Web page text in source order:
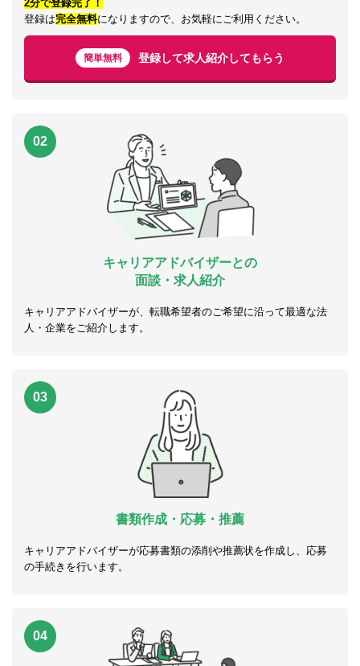
2分で登録完了！
登録は完全無料になりますので、お気軽にご利用ください。
簡単無料 登録して求人紹介してもらう
02
キャリアアドバイザーとの
面談・求人紹介
キャリアアドバイザーが、転職希望者のご希望に沿って最適な法
人・企業をご紹介します。
03
書類作成・応募・推薦
キャリアアドバイザーが応募書類の添削や推薦状を作成し、応募
の手続きを行います。
04